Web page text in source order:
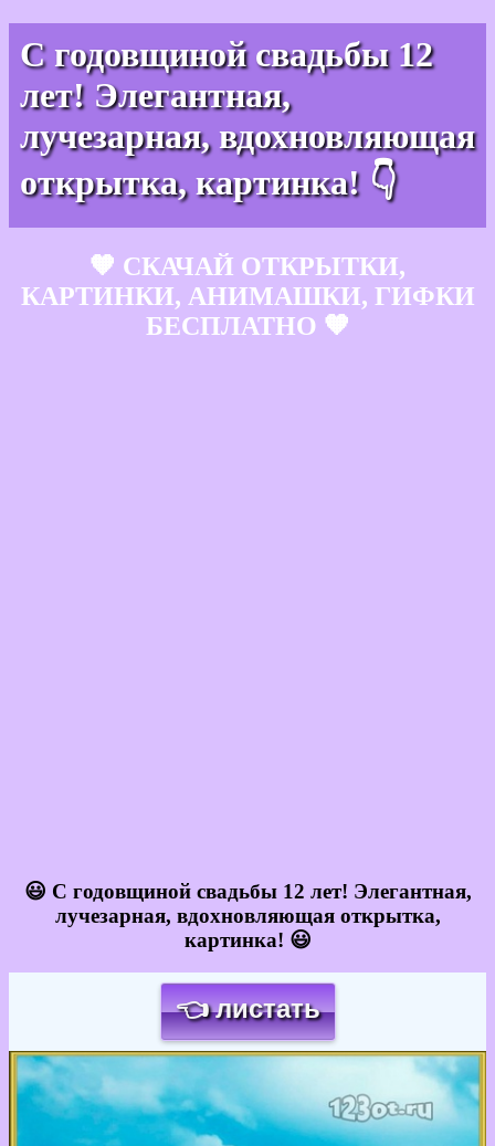
С годовщиной свадьбы 12
лет! Элегантная,
лучезарная, вдохновляющая
открытка, картинка! 👇
🧡 СКАЧАЙ ОТКРЫТКИ,
КАРТИНКИ, АНИМАШКИ, ГИФКИ
БЕСПЛАТНО 🧡
😃 С годовщиной свадьбы 12 лет! Элегантная,
лучезарная, вдохновляющая открытка,
картинка! 😃
👈 листать
Загрузка картинки...